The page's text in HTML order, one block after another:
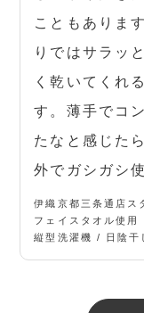
こともありま
りではサラッ
く乾いてくれ
す。薄手でコ
たなと感じた
外でガシガシ
伊織京都三条通店
フェイスタオル使用
縦型洗濯機 / 日陰干